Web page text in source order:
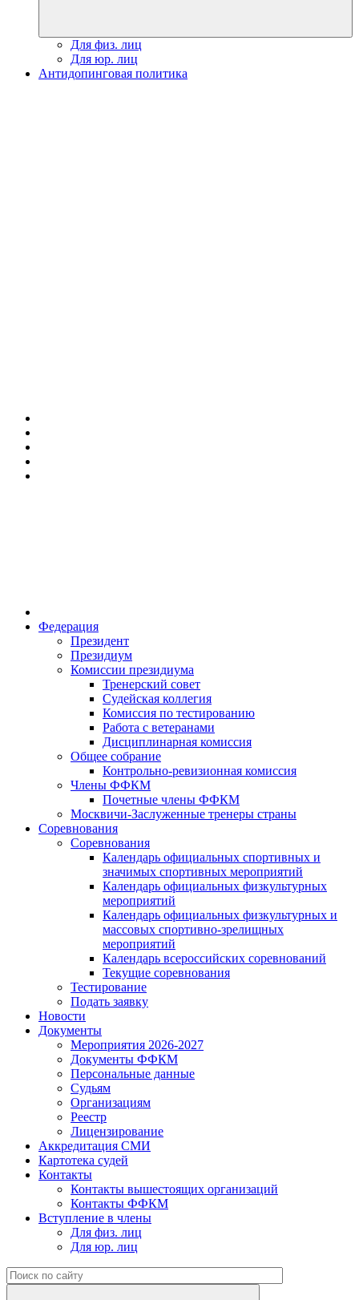
Для физ. лиц
Для юр. лиц
Антидопинговая политика
Федерация
Президент
Президиум
Комиссии президиума
Тренерский совет
Судейская коллегия
Комиссия по тестированию
Работа с ветеранами
Дисциплинарная комиссия
Общее собрание
Контрольно-ревизионная комиссия
Члены ФФКМ
Почетные члены ФФКМ
Москвичи-Заслуженные тренеры страны
Соревнования
Соревнования
Календарь официальных спортивных и
значимых спортивных мероприятий
Календарь официальных физкультурных
мероприятий
Календарь официальных физкультурных и
массовых спортивно-зрелищных
мероприятий
Календарь всероссийских соревнований
Текущие соревнования
Тестирование
Подать заявку
Новости
Документы
Мероприятия 2026-2027
Документы ФФКМ
Персональные данные
Судьям
Организациям
Реестр
Лицензирование
Аккредитация СМИ
Картотека судей
Контакты
Контакты вышестоящих организаций
Контакты ФФКМ
Вступление в члены
Для физ. лиц
Для юр. лиц